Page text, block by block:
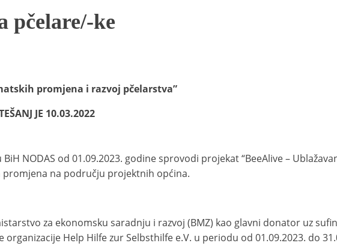
pčelare/-ke
promjena i razvoj pčelarstva”
JE 10.03.2022
NODAS od 01.09.2023. godine sprovodi projekat “BeeAlive –
promjena na području projektnih općina.
za ekonomsku saradnju i razvoj (BMZ) kao glavni donator uz
organizacije Help Hilfe zur Selbsthilfe e.V. u periodu od 01.09.2023. do